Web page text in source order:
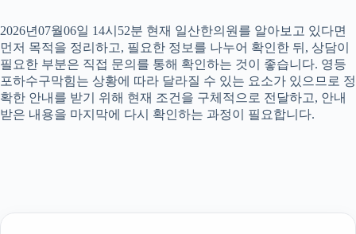
2026년07월06일 14시52분 현재 일산한의원를 알아보고 있다면
먼저 목적을 정리하고, 필요한 정보를 나누어 확인한 뒤, 상담이
필요한 부분은 직접 문의를 통해 확인하는 것이 좋습니다. 영등
포하수구막힘는 상황에 따라 달라질 수 있는 요소가 있으므로 정
확한 안내를 받기 위해 현재 조건을 구체적으로 전달하고, 안내
받은 내용을 마지막에 다시 확인하는 과정이 필요합니다.